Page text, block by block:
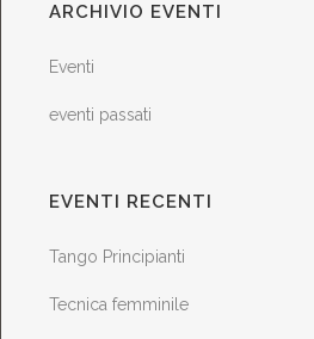
ARCHIVIO EVENTI
Eventi
eventi passati
EVENTI RECENTI
Tango Principianti
Tecnica femminile